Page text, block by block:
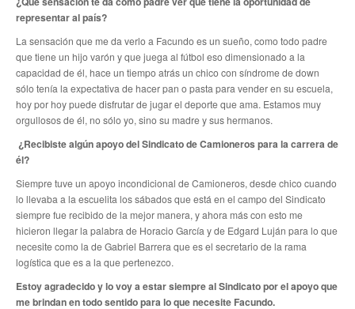
Secretario Tesorero
Secretaría prensa y cultura
Secretaría de Obra Social
Secretaría Administrativa
Secretaría de Coord. Política
Secretaría Evol. del Salario
Secretaría de Fiscalización
Secretaría de Transporte
Secretaría de Relaciones Internacionales
representar al país?
La sensación que me da verlo a Facundo es un sueño, como todo padre
que tiene un hijo varón y que juega al fútbol eso dimensionado a la
capacidad de él, hace un tiempo atrás un chico con síndrome de down
sólo tenía la expectativa de hacer pan o pasta para vender en su escuela,
hoy por hoy puede disfrutar de jugar el deporte que ama. Estamos muy
orgullosos de él, no sólo yo, sino su madre y sus hermanos.
¿Recibiste algún apoyo del Sindicato de Camioneros para la carrera de
él?
Siempre tuve un apoyo incondicional de Camioneros, desde chico cuando
lo llevaba a la escuelita los sábados que está en el campo del Sindicato
siempre fue recibido de la mejor manera, y ahora más con esto me
hicieron llegar la palabra de Horacio García y de Edgard Luján para lo que
necesite como la de Gabriel Barrera que es el secretario de la rama
logística que es a la que pertenezco.
Estoy agradecido y lo voy a estar siempre al Sindicato por el apoyo que
me brindan en todo sentido para lo que necesite Facundo.